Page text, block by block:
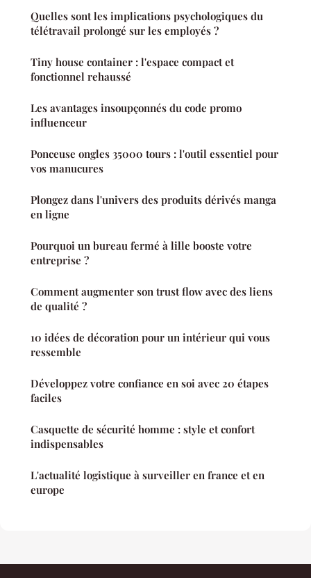
Quelles sont les implications psychologiques du
télétravail prolongé sur les employés ?
Tiny house container : l'espace compact et
fonctionnel rehaussé
Les avantages insoupçonnés du code promo
influenceur
Ponceuse ongles 35000 tours : l'outil essentiel pour
vos manucures
Plongez dans l'univers des produits dérivés manga
en ligne
Pourquoi un bureau fermé à lille booste votre
entreprise ?
Comment augmenter son trust flow avec des liens
de qualité ?
10 idées de décoration pour un intérieur qui vous
ressemble
Développez votre confiance en soi avec 20 étapes
faciles
Casquette de sécurité homme : style et confort
indispensables
L'actualité logistique à surveiller en france et en
europe